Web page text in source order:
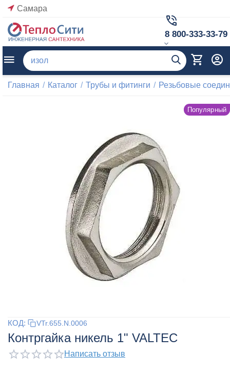
Самара
8 800-333-33-79
Главная / Каталог / Трубы и фитинги / Резьбовые
Популярный
КОД: VTr.655.N.0006
Контргайка никель 1" VALTEC
Написать отзыв